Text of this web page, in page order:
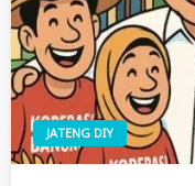
JATENG DIY